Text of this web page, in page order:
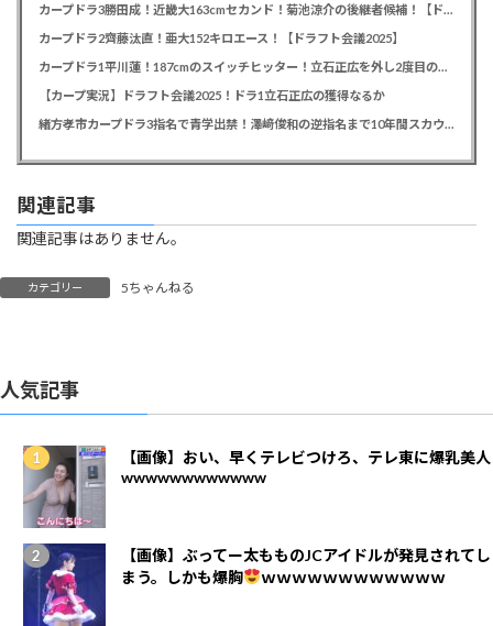
カープドラ3勝田成！近畿大163cmセカンド！菊池涼介の後継者候補！【ドラフト会議2025】
カープドラ2齊藤汰直！亜大152キロエース！【ドラフト会議2025】
カープドラ1平川蓮！187cmのスイッチヒッター！立石正広を外し2度目の重複も新井監督がクジを引き当てる！【ドラフト会議2025】
【カープ実況】ドラフト会議2025！ドラ1立石正広の獲得なるか
緒方孝市カープドラ3指名で青学出禁！澤﨑俊和の逆指名まで10年間スカウト出禁
関連記事
関連記事はありません。
カテゴリー 5ちゃんねる
人気記事
【画像】おい、早くテレビつけろ、テレ東に爆乳美人
wwwwwwwwwwww
【画像】ぶってー太もものJCアイドルが発見されてし
まう。しかも爆胸
ｗｗｗｗｗｗｗｗｗｗｗｗ